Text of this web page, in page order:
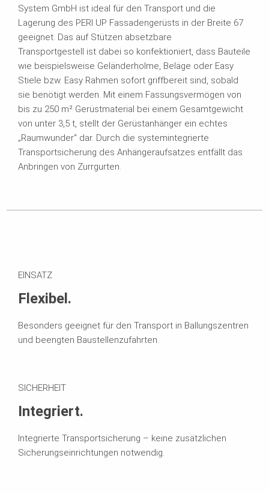
System GmbH ist ideal für den Transport und die
Lagerung des PERI UP Fassadengerüsts in der Breite 67
geeignet. Das auf Stützen absetzbare
Transportgestell ist dabei so konfektioniert, dass Bauteile
wie beispielsweise Geländerholme, Beläge oder Easy
Stiele bzw. Easy Rahmen sofort griffbereit sind, sobald
sie benötigt werden. Mit einem Fassungsvermögen von
bis zu 250 m² Gerüstmaterial bei einem Gesamtgewicht
von unter 3,5 t, stellt der Gerüstanhänger ein echtes
„Raumwunder“ dar. Durch die systemintegrierte
Transportsicherung des Anhängeraufsatzes entfällt das
Anbringen von Zurrgurten.
EINSATZ
Flexibel.
Besonders geeignet für den Transport in Ballungszentren
und beengten Baustellenzufahrten.
SICHERHEIT
Integriert.
Integrierte Transportsicherung – keine zusätzlichen
Sicherungseinrichtungen notwendig.